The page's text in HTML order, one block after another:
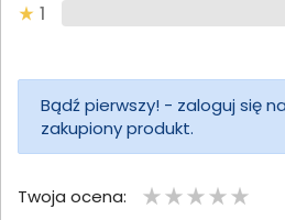
1
Bądź pierwszy! - zaloguj się
zakupiony produkt.
Twoja ocena: